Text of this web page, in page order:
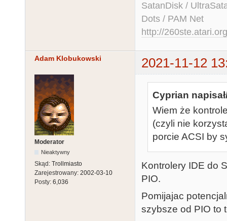
SatanDisk /
Dots / PAM Net
http://260ste.atari.org
Adam Klobukowski 2021-11-12
Moderator
Nieaktywny
Skąd: Trollmiasto
Zarejestrowany: 2002-03-10
Posty: 6,036
Cyprian
Wiem że
(czyli nie
porcie ACSI by
Kontrolery IDE do
PIO.
Pomijajac
szybsze od PIO to